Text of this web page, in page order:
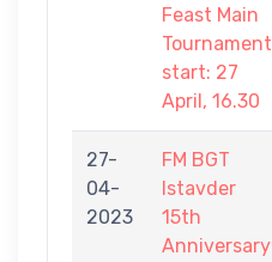
Feast Main
Tournament
start: 27
April, 16.30
27-
04-
2023
FM BGT
Istavder
15th
Anniversary